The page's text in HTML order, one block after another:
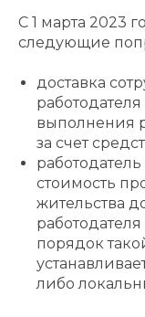
С 1 марта 2023
следующие
доставка
выполнения
за счет
стоимость
жительства
порядок
либо